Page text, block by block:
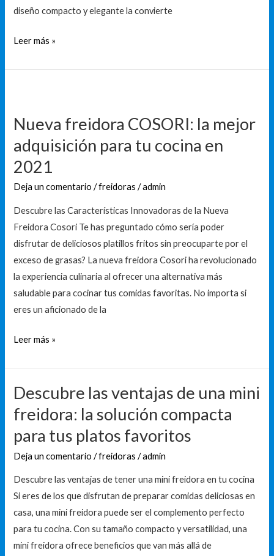
diseño compacto y elegante la convierte
Leer más »
Nueva freidora COSORI: la mejor
adquisición para tu cocina en
2021
Deja un comentario /freidoras /admin
Descubre las Características Innovadoras de la Nueva
Freidora Cosori Te has preguntado cómo sería poder
disfrutar de deliciosos platillos fritos sin preocuparte por el
exceso de grasas? La nueva freidora Cosori ha revolucionado
la experiencia culinaria al ofrecer una alternativa más
saludable para cocinar tus comidas favoritas. No importa si
eres un aficionado de la
COSORI:
adquisición
para
tu
cocina
en
Leer más »
Descubre las ventajas de una mini
freidora: la solución compacta
para tus platos favoritos
Deja un comentario /freidoras /admin
Descubre las ventajas de tener una mini freidora en tu cocina
Si eres de los que disfrutan de preparar comidas deliciosas en
casa, una mini freidora puede ser el complemento perfecto
para tu cocina. Con su tamaño compacto y versatilidad, una
mini freidora ofrece beneficios que van más allá de
Descubre
las
ventajas
de
una